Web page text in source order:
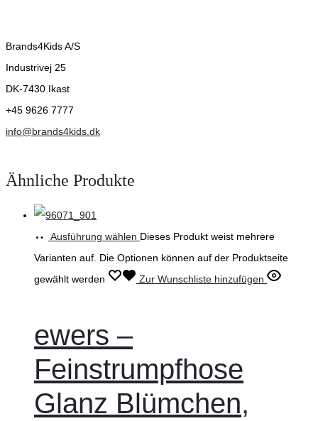
Brands4Kids A/S
Industrivej 25
DK-7430 Ikast
+45 9626 7777
info@brands4kids.dk
Ähnliche Produkte
Ausführung wählen Dieses Produkt weist mehrere
Varianten auf. Die Optionen können auf der Produktseite
gewählt werden
Zur Wunschliste hinzufügen
ewers –
Feinstrumpfhose
Glanz Blümchen,